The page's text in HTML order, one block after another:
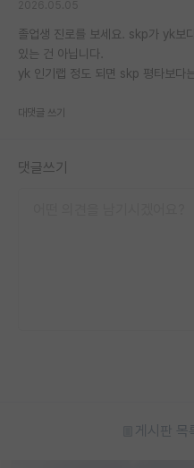
이벤트
반도체 아카데미
졸업생 진로를 보세요. skp가 yk보
있는 건 아닙니다.
yk 인기랩 정도 되면 skp 평타보다
대댓글 쓰기
댓글쓰기
게시판 목